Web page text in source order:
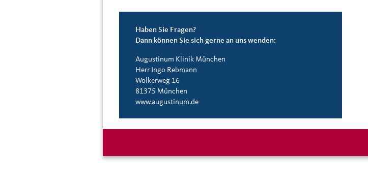
Haben Sie Fragen?
Dann können Sie sich gerne an uns wenden:
Augustinum Klinik München
Herr Ingo Rebmann
Wolkerweg 16
81375 München
www.augustinum.de